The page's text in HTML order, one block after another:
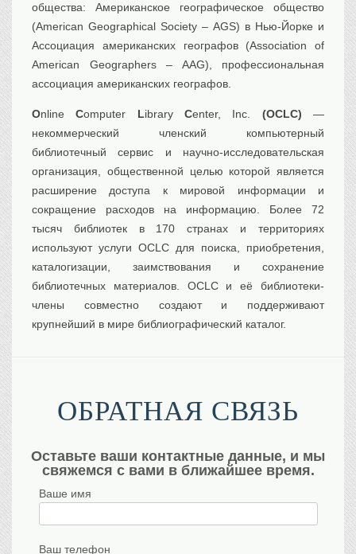
общества: Американское географическое общество
(American Geographical Society – AGS) в Нью-Йорке и
Ассоциация американских географов (Association of
American Geographers – AAG), профессиональная
ассоциация американских географов.
OnlineComputer LibraryCenter, Inc. (OCLC) —
некоммерческий членский компьютерный
библиотечный сервис и научно-исследовательская
организация, общественной целью которой является
расширение доступа к мировой информации и
сокращение расходов на информацию. Более 72
тысяч библиотек в 170 странах и территориях
используют услуги OCLC для поиска, приобретения,
каталогизации, заимствования и сохранение
библиотечных материалов. OCLC и её библиотеки-
члены совместно создают и поддерживают
крупнейший в мире библиографический каталог.
ОБРАТНАЯ СВЯЗЬ
Оставьте ваши контактные данные, и мы
свяжемся с вами в ближайшее время.
Ваше имя
Ваш телефон